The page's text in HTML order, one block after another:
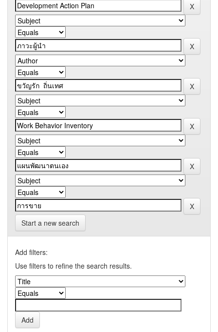
Start a new search
Add filters:
Use filters to refine the search results.